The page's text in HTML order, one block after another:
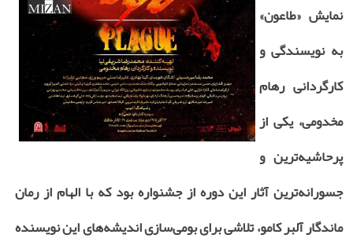
نمایش «طاعون»
به نویسندگی و
کارگردانی رهام
مخدومی، یکی از
پرحاشیه‌ترین و
جسورانه‌ترین آثار این دوره از جشنواره بود که با الهام از رمان
ماندگار آلبر کامو، تلاشی برای بومی‌سازی اندیشه‌های این نویسنده